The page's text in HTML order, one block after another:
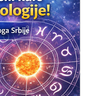
Kupljeno
17 kom.